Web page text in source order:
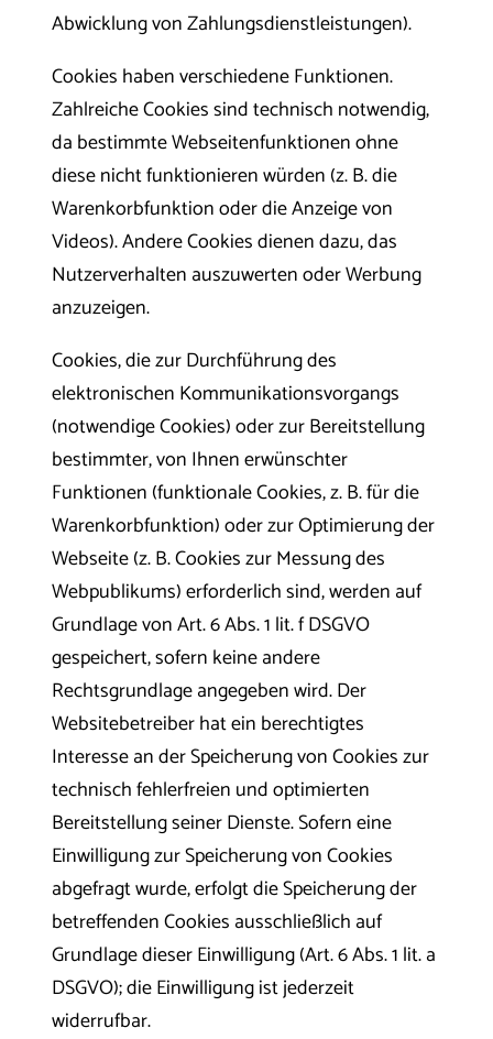
Abwicklung von Zahlungsdienstleistungen).
Cookies haben verschiedene Funktionen.
Zahlreiche Cookies sind technisch notwendig,
da bestimmte Webseitenfunktionen ohne
diese nicht funktionieren würden (z. B. die
Warenkorbfunktion oder die Anzeige von
Videos). Andere Cookies dienen dazu, das
Nutzerverhalten auszuwerten oder Werbung
anzuzeigen.
Cookies, die zur Durchführung des
elektronischen Kommunikationsvorgangs
(notwendige Cookies) oder zur Bereitstellung
bestimmter, von Ihnen erwünschter
Funktionen (funktionale Cookies, z. B. für die
Warenkorbfunktion) oder zur Optimierung der
Webseite (z. B. Cookies zur Messung des
Webpublikums) erforderlich sind, werden auf
Grundlage von Art. 6 Abs. 1 lit. f DSGVO
gespeichert, sofern keine andere
Rechtsgrundlage angegeben wird. Der
Websitebetreiber hat ein berechtigtes
Interesse an der Speicherung von Cookies zur
technisch fehlerfreien und optimierten
Bereitstellung seiner Dienste. Sofern eine
Einwilligung zur Speicherung von Cookies
abgefragt wurde, erfolgt die Speicherung der
betreffenden Cookies ausschließlich auf
Grundlage dieser Einwilligung (Art. 6 Abs. 1 lit. a
DSGVO); die Einwilligung ist jederzeit
widerrufbar.